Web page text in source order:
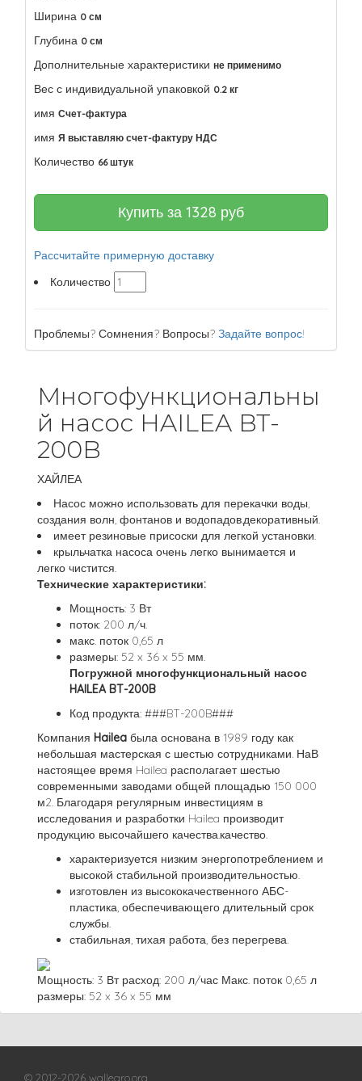
Ширина 0 см
Глубина 0 см
Дополнительные характеристики не применимо
Вес с индивидуальной упаковкой 0.2 кг
имя Счет-фактура
имя Я выставляю счет-фактуру НДС
Количество 66 штук
Купить за 1328 руб
Рассчитайте примерную доставку
Количество
Проблемы? Сомнения? Вопросы? Задайте вопрос!
Многофункциональны
й насос HAILEA BT-
200B
ХАЙЛЕА
Насос можно использовать для перекачки воды,
создания волн, фонтанов и водопадов.декоративный.
имеет резиновые присоски для легкой установки.
крыльчатка насоса очень легко вынимается и
легко чистится.
Технические характеристики:
Мощность: 3 Вт
поток: 200 л/ч.
макс. поток 0,65 л
размеры: 52 x 36 x 55 мм.
Погружной многофункциональный насос
HAILEA BT-200B
Код продукта: ###BT-200B###
Компания Hailea была основана в 1989 году как
небольшая мастерская с шестью сотрудниками. НаВ
настоящее время Hailea располагает шестью
современными заводами общей площадью 150 000
м2. Благодаря регулярным инвестициям в
исследования и разработки Hailea производит
продукцию высочайшего качества.качество.
характеризуется низким энергопотреблением и
высокой стабильной производительностью.
изготовлен из высококачественного АБС-
пластика, обеспечивающего длительный срок
службы.
стабильная, тихая работа, без перегрева.
Мощность: 3 Вт расход: 200 л/час Макс. поток 0,65 л
размеры: 52 x 36 x 55 мм
© 2012-2026 wallegro.org